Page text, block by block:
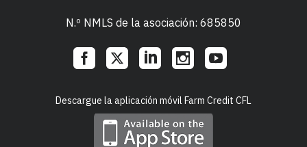
N.º NMLS de la asociación: 685850
LinksDescargue la aplicación móvil Farm Credit CFL